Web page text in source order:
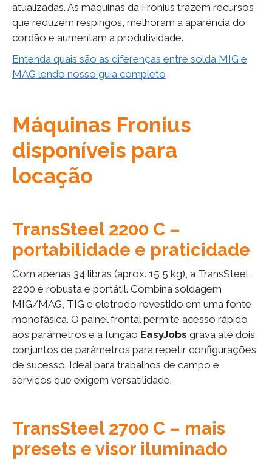
atualizadas. As máquinas da Fronius trazem recursos
que reduzem respingos, melhoram a aparência do
cordão e aumentam a produtividade.
Entenda quais são as diferenças entre solda MIG e
MAG lendo nosso guia completo
Máquinas Fronius
disponíveis para
locação
TransSteel 2200 C –
portabilidade e praticidade
Com apenas 34 libras (aprox. 15,5 kg), a TransSteel
2200 é robusta e portátil. Combina soldagem
MIG/MAG, TIG e eletrodo revestido em uma fonte
monofásica. O painel frontal permite acesso rápido
aos parâmetros e a função EasyJobs grava até dois
conjuntos de parâmetros para repetir configurações
de sucesso. Ideal para trabalhos de campo e
serviços que exigem versatilidade.
TransSteel 2700 C – mais
presets e visor iluminado